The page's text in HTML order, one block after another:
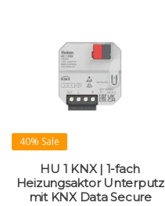
40% Sale
HU 1 KNX | 1-fach
Heizungsaktor Unterputz
mit KNX Data Secure